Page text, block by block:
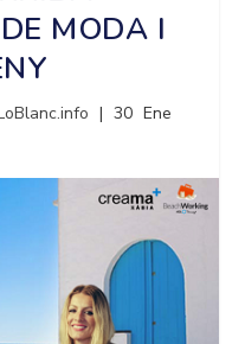
MODA I
| 30 Ene